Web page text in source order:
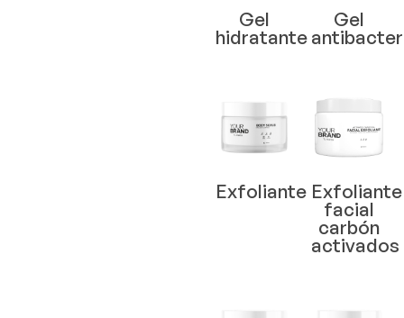
Gel
hidratante
Gel
Exfoliante Exfoliante
facial
carbón
activados